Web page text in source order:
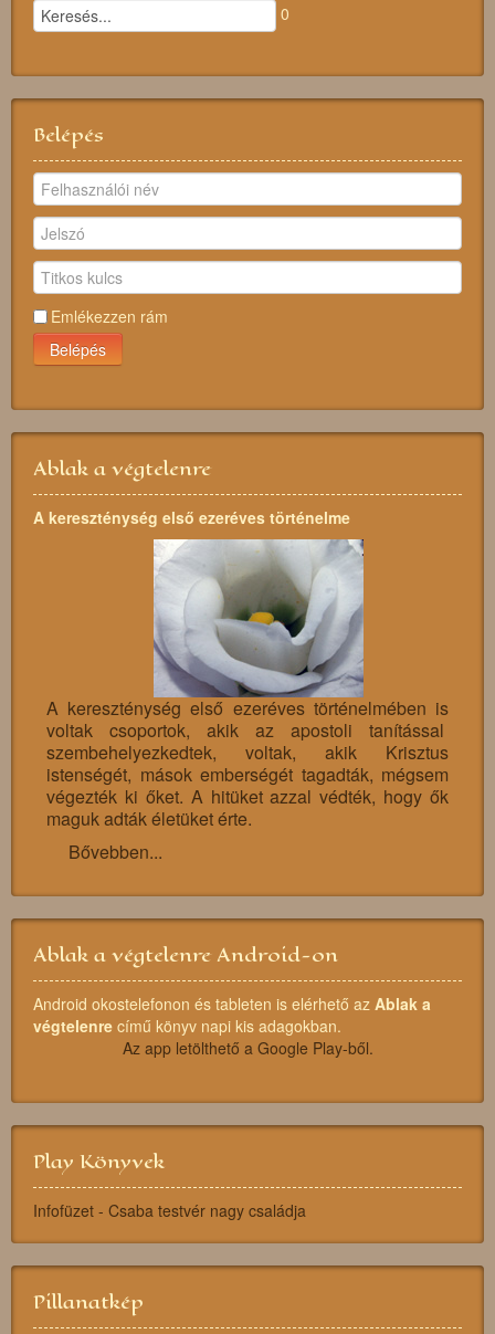
0
Belépés
Emlékezzen rám
Belépés
Ablak a végtelenre
A kereszténység első ezeréves történelme
A kereszténység első ezeréves történelmében is
voltak csoportok, akik az apostoli tanítással
szembehelyezkedtek, voltak, akik Krisztus
istenségét, mások emberségét tagadták, mégsem
végezték ki őket. A hitüket azzal védték, hogy ők
maguk adták életüket érte.
Bővebben...
Ablak a végtelenre Android-on
Android okostelefonon és tableten is elérhető az Ablak a
végtelenre című könyv napi kis adagokban.
Az app letölthető a Google Play-ből.
Play Könyvek
Infofüzet - Csaba testvér nagy családja
Pillanatkép